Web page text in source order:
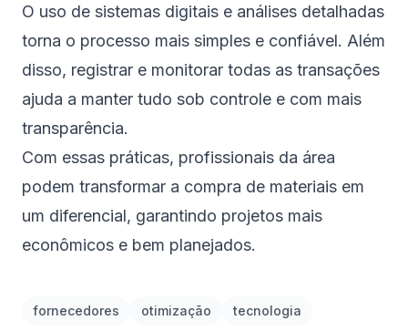
O uso de sistemas digitais e análises detalhadas
torna o processo mais simples e confiável. Além
disso, registrar e monitorar todas as transações
ajuda a manter tudo sob controle e com mais
transparência.
Com essas práticas, profissionais da área
podem transformar a compra de materiais em
um diferencial, garantindo projetos mais
econômicos e bem planejados.
fornecedores otimização tecnologia